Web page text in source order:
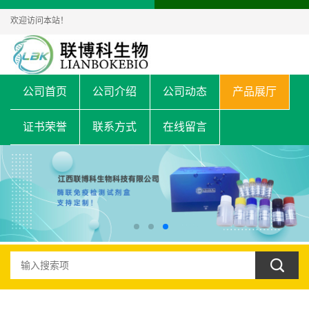
欢迎访问本站！
公司首页 公司介绍 公司动态 产品展厅
证书荣誉 联系方式 在线留言